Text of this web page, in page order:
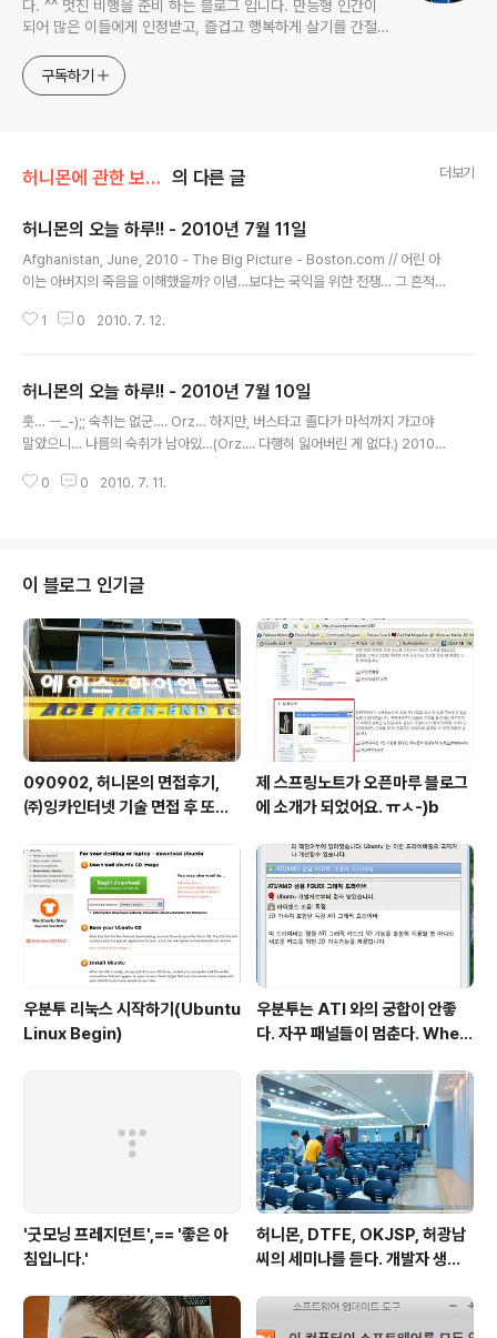
다. ^^ 멋진 비행을 준비 하는 블로그 입니다. 만능형 인간이
되어 많은 이들에게 인정받고, 즐겁고 행복하게 살기를 간절히
지켜봐주세요!! ^^
구독하기
허니몬에 관한 보고서/허니몬의 물병편지 의 다른 글 더보기
허니몬의 오늘 하루!! - 2010년 7월 11일
Afghanistan, June, 2010 - The Big Picture - Boston.com // 어린 아
이는 아버지의 죽음을 이해했을까? 이념…보다는 국익을 위한 전쟁… 그 흔적들
아버지와 한국인 어머니 사이의 소녀에게 관심을 보이는 주인공이 전하는 또다
2010-07-11 00:35:52 흠… 월드컵을 봐야할까…??(잘까 말까... me2mob
ile) 2010-07-11 00:41:54 어느샌가… 비가 그쳤다? ㅎㅎ… 오늘은 계속 내
려줘도 괜찮은데…(비내리는 일..
1 0 2010. 7. 12.
허니몬의 오늘 하루!! - 2010년 7월 10일
훗… ㅡ_-);; 숙취는 없군…. Orz… 하지만, 버스타고 졸다가 마석까지 가고야
말았으니… 나름의 숙취가 남아있…(Orz.... 다행히 잃어버린 게 없다.) 2010-
나.(이화여대 ECC 에서 열리는 JCO, 신촌에 또 나가는구나....) 2010-07-10
불러오기 // 설정에서 불러오는 글의 시간대를 설정할 수 있으면 어떨까?? // 안
되면 미투앱 종료했다가 다시 시작하는게 편하다. me..
0 0 2010. 7. 11.
이 블로그 인기글
090902, 허니몬의 면접후기,
㈜잉카인터넷 기술 면접 후 또한
업!!
제 스프링노트가 오픈마루 블로그
에 소개가 되었어요. ㅠㅅ-)b
우분투 리눅스 시작하기(Ubuntu
Linux Begin)
우분투는 ATI 와의 궁합이 안좋
다. 자꾸 패널들이 멈춘다. When
n saver, gnome panel is st
op.
'굿모닝 프레지던트',== '좋은 아
침입니다.'
허니몬, DTFE, OKJSP, 허광남
씨의 세미나를 듣다. 개발자 생존